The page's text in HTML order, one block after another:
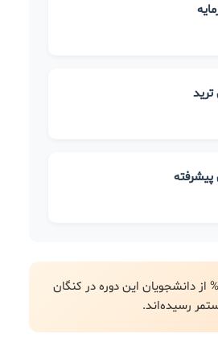
پیشرفته
87% از دانشجویان این دوره در کنگان
رسیده‌اند.